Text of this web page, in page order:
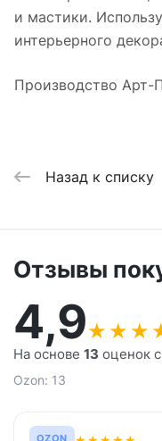
и мастики.
интерьерного
Производство Арт-
Назад к списку
Отзывы
4,9★ ★ ★
На основе 13 оценок
Ozon: 13